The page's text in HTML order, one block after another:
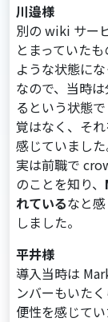
川邉様
別の wiki サー
とまっていた
ような状態にな
なので、当時
るという状態
覚はなく、そ
感じていました
実は前職で
のことを知り、
れているなと
しました。
平井様
導入当時は
ンバーもいた
便性を感じてい